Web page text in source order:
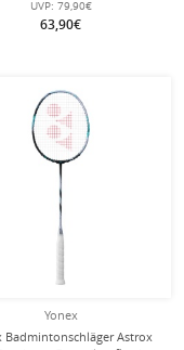
UVP: 79,90€
63,90€
Yonex
Badmintonschläger Astrox